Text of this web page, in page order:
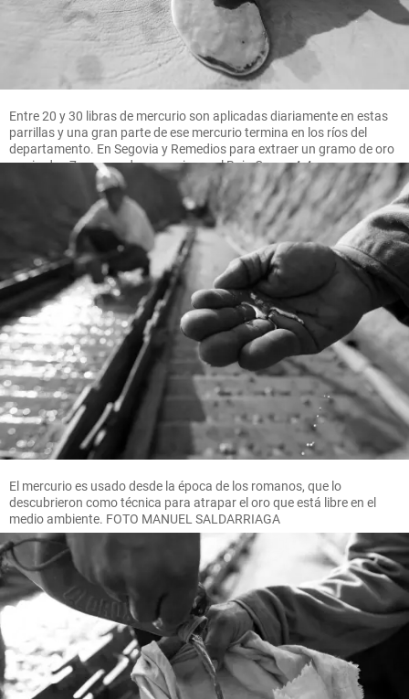
Entre 20 y 30 libras de mercurio son aplicadas diariamente en estas
parrillas y una gran parte de ese mercurio termina en los ríos del
departamento. En Segovia y Remedios para extraer un gramo de oro
se pierden 7 gramos de mercurio, en el Bajo Cauca 4.4 gramos.
FOTO MANUEL SALDARRIAGA
El mercurio es usado desde la época de los romanos, que lo
descubrieron como técnica para atrapar el oro que está libre en el
medio ambiente. FOTO MANUEL SALDARRIAGA